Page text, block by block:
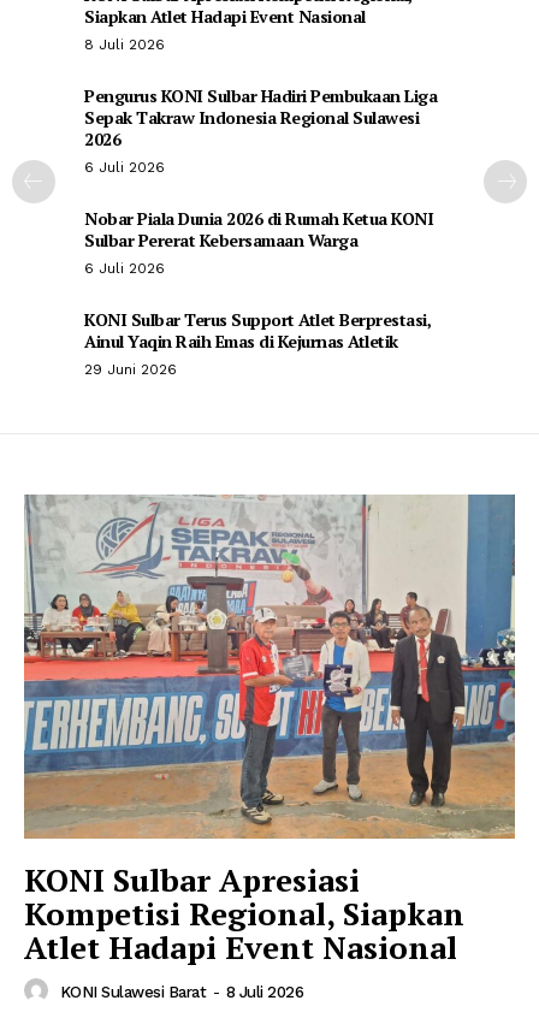
Siapkan Atlet Hadapi Event Nasional
8 Juli 2026
Pengurus KONI Sulbar Hadiri Pembukaan Liga
Sepak Takraw Indonesia Regional Sulawesi
2026
6 Juli 2026
Nobar Piala Dunia 2026 di Rumah Ketua KONI
Sulbar Pererat Kebersamaan Warga
6 Juli 2026
KONI Sulbar Terus Support Atlet Berprestasi,
Ainul Yaqin Raih Emas di Kejurnas Atletik
29 Juni 2026
KONI Sulbar Apresiasi
Kompetisi Regional, Siapkan
Atlet Hadapi Event Nasional
KONI Sulawesi Barat - 8 Juli 2026